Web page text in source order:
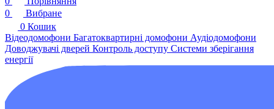
0
Вибране
0 Кошик
Відеодомофони Багатоквартирні домофони Аудіодомофони
Доводжувачі дверей Контроль доступу Системи зберігання
енергії